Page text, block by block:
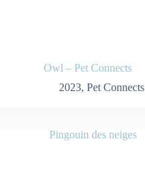
Owl – Pet Connects
2023, Pet Connects